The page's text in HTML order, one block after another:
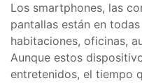
Los smartphones, las
pantallas están en
habitaciones, oficinas,
Aunque estos
entretenidos, el tiempo